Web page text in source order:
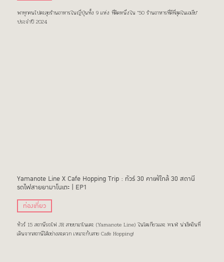
พาทุกคนไปตะลุยร้านอาหารในญี่ปุ่นทั้ง 9 แห่ง ที่ติดหนึ่งใน "50 ร้านอาหารที่ดีที่สุดในเอเชีย"
ประจำปี 2024
Yamanote Line X Cafe Hopping Trip : ทัวร์ 30 คาเฟ่ใกล้ 30 สถานี
รถไฟสายยามาโนเตะ | EP1
ท่องเที่ยว
ทัวร์ 15 สถานีรถไฟ JR สายยามาโนเตะ (Yamanote Line) ในโตเกียวและ 'คาเฟ่' น่าเช็คอินที่
เดินจากสถานีได้อย่างสะดวก เหมาะกับสาย Cafe Hopping!